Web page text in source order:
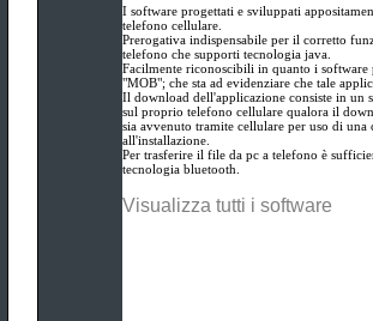
I software progettati e sviluppati
telefono cellulare.
Prerogativa indispensabile per il corretto
telefono che supporti tecnologia java.
Facilmente riconoscibili in quanto i
"MOB"; che sta ad evidenziare che tale
Il download dell'applicazione consiste in un
sul proprio telefono cellulare qualora il
sia avvenuto tramite cellulare per uso di una
all'installazione.
Per trasferire il file da pc a telefono è
tecnologia bluetooth.
Visualizza tutti i software